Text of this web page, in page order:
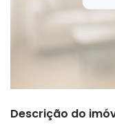
Descrição do